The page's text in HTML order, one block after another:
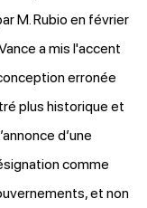
M. Rubio en février
a mis l'accent
erronée
plus historique et
d’une
comme
et non